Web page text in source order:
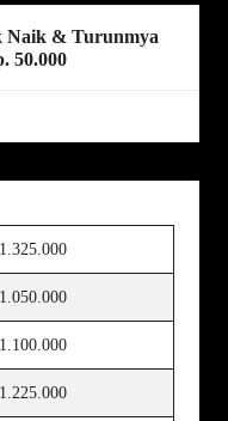
Naik & Turunmya
50.000